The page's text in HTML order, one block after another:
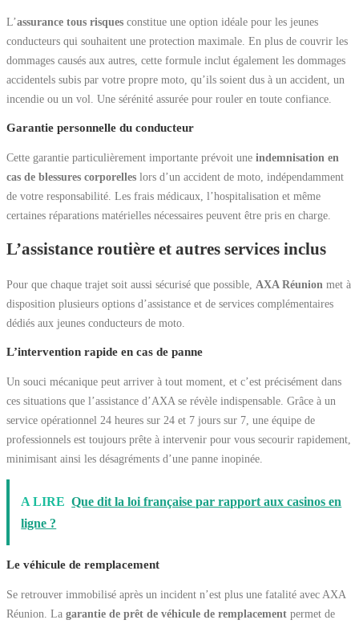
L’assurance tous risques constitue une option idéale pour les jeunes
conducteurs qui souhaitent une protection maximale. En plus de couvrir les
dommages causés aux autres, cette formule inclut également les dommages
accidentels subis par votre propre moto, qu’ils soient dus à un accident, un
incendie ou un vol. Une sérénité assurée pour rouler en toute confiance.
Garantie personnelle du conducteur
Cette garantie particulièrement importante prévoit une indemnisation en
cas de blessures corporelles lors d’un accident de moto, indépendamment
de votre responsabilité. Les frais médicaux, l’hospitalisation et même
certaines réparations matérielles nécessaires peuvent être pris en charge.
L’assistance routière et autres services inclus
Pour que chaque trajet soit aussi sécurisé que possible, AXA Réunion met à
disposition plusieurs options d’assistance et de services complémentaires
dédiés aux jeunes conducteurs de moto.
L’intervention rapide en cas de panne
Un souci mécanique peut arriver à tout moment, et c’est précisément dans
ces situations que l’assistance d’AXA se révèle indispensable. Grâce à un
service opérationnel 24 heures sur 24 et 7 jours sur 7, une équipe de
professionnels est toujours prête à intervenir pour vous secourir rapidement,
minimisant ainsi les désagréments d’une panne inopinée.
A LIRE Que dit la loi française par rapport aux casinos en
ligne ?
Le véhicule de remplacement
Se retrouver immobilisé après un incident n’est plus une fatalité avec AXA
Réunion. La garantie de prêt de véhicule de remplacement permet de